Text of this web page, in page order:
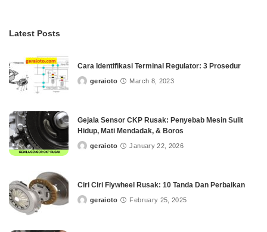
Latest Posts
Cara Identifikasi Terminal Regulator: 3 Prosedur
Postedgeraioto March 8, 2023
Gejala Sensor CKP Rusak: Penyebab Mesin Sulit
Hidup, Mati Mendadak, & Boros
Postedgeraioto January 22, 2026
Ciri Ciri Flywheel Rusak: 10 Tanda Dan Perbaikan
Postedgeraioto February 25, 2025